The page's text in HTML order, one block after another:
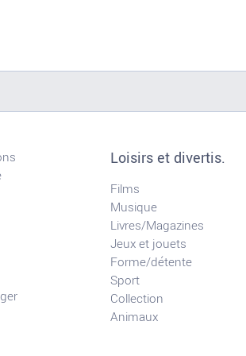
Loisirs et divertis.
Films
Musique
Livres/Magazines
Jeux et jouets
Forme/détente
Sport
Collection
Animaux